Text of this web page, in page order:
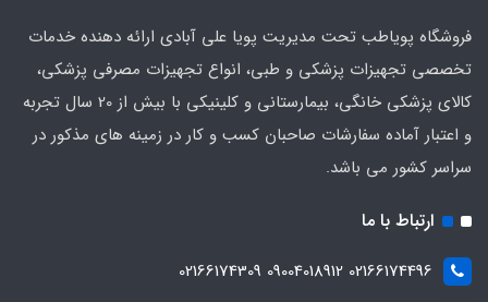
فروشگاه پویاطب تحت مدیریت پویا علی آبادی ارائه دهنده خدمات
تخصصی تجهیزات پزشکی و طبی، انواع تجهیزات مصرفی پزشکی،
کالای پزشکی خانگی، بیمارستانی و کلینیکی با بیش از 20 سال تجربه
و اعتبار آماده سفارشات صاحبان کسب و کار در زمینه های مذکور در
سراسر کشور می باشد.
ارتباط با ما
02166174496 09004018912 02166174309